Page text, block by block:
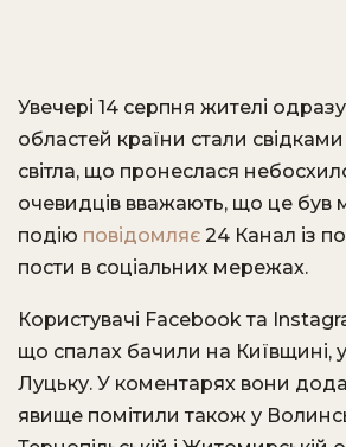
Увечері 14 серпня жителі одразу
областей країни стали свідками
світла, що пронеслася
очевидців вважають, що це був
подію повідомляє 24 Канал із
пости в соціальних мережах.
Користувачі Facebook та
що спалах бачили на Київщині,
Луцьку. У коментарях вони
явище помітили також у